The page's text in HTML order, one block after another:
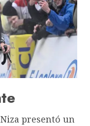
presentó un